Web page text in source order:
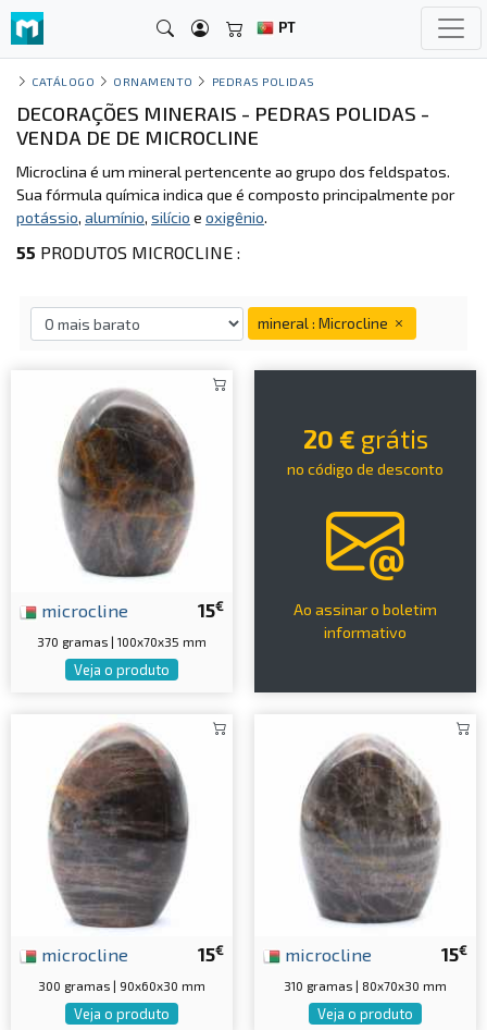
PT
CATÁLOGO ORNAMENTO PEDRAS POLIDAS
DECORAÇÕES MINERAIS - PEDRAS POLIDAS -
VENDA DE DE MICROCLINE
Microclina é um mineral pertencente ao grupo dos feldspatos.
Sua fórmula química indica que é composto principalmente por
potássio, alumínio, silício e oxigênio.
55 PRODUTOS MICROCLINE :
mineral : Microcline
15€
microcline
370 gramas | 100x70x35 mm
Veja o produto
20 € grátis
no código de desconto
Ao assinar o boletim
informativo
15€
microcline
300 gramas | 90x60x30 mm
Veja o produto
15€
microcline
310 gramas | 80x70x30 mm
Veja o produto